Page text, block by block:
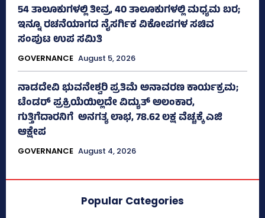
54 ತಾಲೂಕುಗಳಲ್ಲಿ ತೀವ್ರ, 40 ತಾಲೂಕುಗಳಲ್ಲಿ ಮಧ್ಯಮ ಬರ;
ಇನ್ನೂ ರಚನೆಯಾಗದ ನೈಸರ್ಗಿಕ ವಿಕೋಪಗಳ ಸಚಿವ
ಸಂಪುಟ ಉಪ ಸಮಿತಿ
GOVERNANCE August 5, 2026
ನಾಡದೇವಿ ಭುವನೇಶ್ವರಿ ಪ್ರತಿಮೆ ಅನಾವರಣ ಕಾರ್ಯಕ್ರಮ;
ಟೆಂಡರ್ ಪ್ರಕ್ರಿಯೆಯಿಲ್ಲದೇ ವಿದ್ಯುತ್‌ ಅಲಂಕಾರ,
ಗುತ್ತಿಗೆದಾರನಿಗೆ ಅನಗತ್ಯ ಲಾಭ, 78.62 ಲಕ್ಷ ವೆಚ್ಚಕ್ಕೆ ಎಜಿ
ಆಕ್ಷೇಪ
GOVERNANCE August 4, 2026
Popular Categories